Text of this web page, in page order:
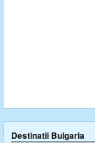
Destinatii Bulgaria